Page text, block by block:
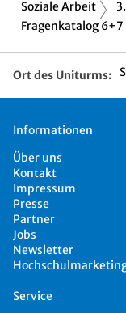
Soziale Arbeit
Fragenkatalog 6+7
Ort des Uniturms:
Informationen
Über uns
Kontakt
Impressum
Presse
Partner
Jobs
Newsletter
Service